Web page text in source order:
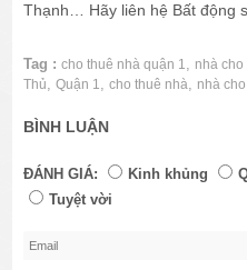
Thạnh… Hãy liên hệ Bất động
Tag : cho thuê nhà quận 1, nhà cho
Thủ,Quận 1,cho thuê nhà, nhà
BÌNH LUẬN
ĐÁNH GIÁ: Kinh khủng
Tuyệt vời